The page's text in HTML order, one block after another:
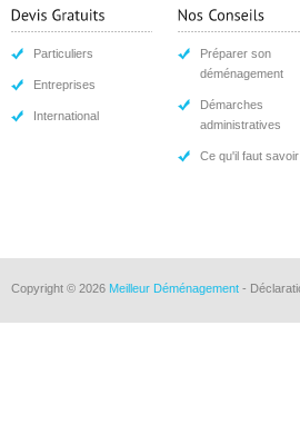
Particuliers
Entreprises
International
Préparer son
déménagement
Démarches
administratives
Ce qu'il faut savoir
Copyright © 2026 Meilleur Déménagement -